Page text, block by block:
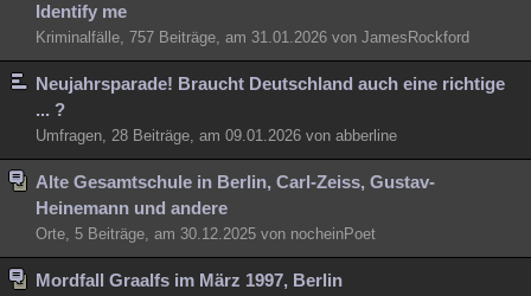
Identify me
Kriminalfälle, 757 Beiträge, am 31.01.2026 von JamesRockford
Neujahrsparade! Braucht Deutschland auch eine richtige
... ?
Umfragen, 28 Beiträge, am 09.01.2026 von abberline
Alte Gesamtschule in Berlin, Carl-Zeiss, Gustav-
Heinemann und andere
Orte, 5 Beiträge, am 30.12.2025 von nocheinPoet
Mordfall Graalfs im März 1997, Berlin